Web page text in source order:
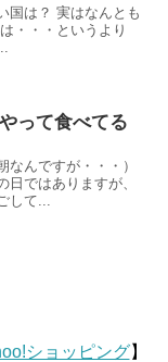
は？ 実はなんとも
・・・というより
って食べてる
なんですが・・・）
日ではありますが、
して...
ショッピング】